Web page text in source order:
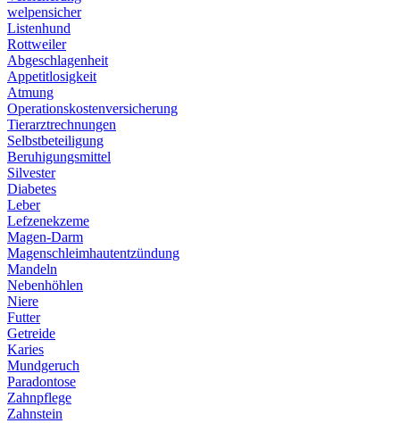
welpensicher
Listenhund
Rottweiler
Abgeschlagenheit
Appetitlosigkeit
Atmung
Operationskostenversicherung
Tierarztrechnungen
Selbstbeteiligung
Beruhigungsmittel
Silvester
Diabetes
Leber
Lefzenekzeme
Magen-Darm
Magenschleimhautentzündung
Mandeln
Nebenhöhlen
Niere
Futter
Getreide
Karies
Mundgeruch
Paradontose
Zahnpflege
Zahnstein